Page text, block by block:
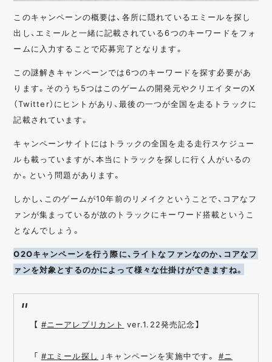
このキャンペーンの概要は、各所に隠れているエミールを探し
出し、エミールと一緒に記載されている6つのキーワードをフォ
ームに入力することで応募完了となります。
この謎解きキャンペーンでは6つのキーワードを探す必要があ
ります。そのうち5つはこのゲームの開発元やクリエイターのX
（Twitter）にヒントがあり、最後の一つが全国を走るトラックに
記載されています。
キャンペーンサイトにはトラックの全国を走る走行スケジュー
ルも載っていますが、本当にトラックを探しに行く人がいるの
か。という問題があります。
しかし、このゲームが10年前のリメイクということで、コアなフ
ァンが集まっているが故のトラックにキーワード搭載というこ
となんでしょう。
O2Oキャンペーンを行う際に、ライトなファンなのか、コアなフ
ァンを対象とするのかによって様々な仕掛けができますね。
【 #ニーアレプリカント ver.1.22発売記念】
「 #エミール探し 」キャンペーンを実施中です。 #ニ